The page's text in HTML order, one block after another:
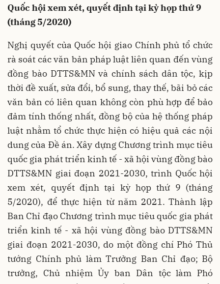
Quốc hội xem xét, quyết định tại kỳ họp thứ 9
(tháng 5/2020)
Nghị quyết của Quốc hội giao Chính phủ tổ chức
rà soát các văn bản pháp luật liên quan đến vùng
đồng bào DTTS&MN và chính sách dân tộc, kịp
thời đề xuất, sửa đổi, bổ sung, thay thế, bãi bỏ các
văn bản có liên quan không còn phù hợp để bảo
đảm tính thống nhất, đồng bộ của hệ thống pháp
luật nhằm tổ chức thực hiện có hiệu quả các nội
dung của Đề án. Xây dựng Chương trình mục tiêu
quốc gia phát triển kinh tế - xã hội vùng đồng bào
DTTS&MN giai đoạn 2021-2030, trình Quốc hội
xem xét, quyết định tại kỳ họp thứ 9 (tháng
5/2020), để thực hiện từ năm 2021. Thành lập
Ban Chỉ đạo Chương trình mục tiêu quốc gia phát
triển kinh tế - xã hội vùng đồng bào DTTS&MN
giai đoạn 2021-2030, do một đồng chí Phó Thủ
tướng Chính phủ làm Trưởng Ban Chỉ đạo; Bộ
trưởng, Chủ nhiệm Ủy ban Dân tộc làm Phó